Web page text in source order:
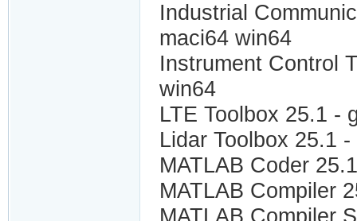
Industrial
maci64 win64
Instrument Control
win64
LTE Toolbox 25.1 -
Lidar Toolbox 25.1
MATLAB Coder
MATLAB Compiler
MATLAB Compiler